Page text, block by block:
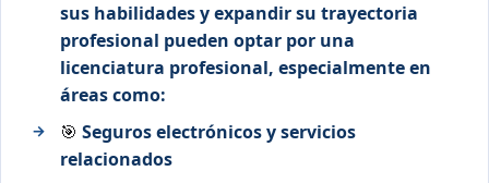
sus habilidades y expandir su trayectoria
profesional pueden optar por una
licenciatura profesional, especialmente en
áreas como:
🎯 Seguros electrónicos y servicios
relacionados